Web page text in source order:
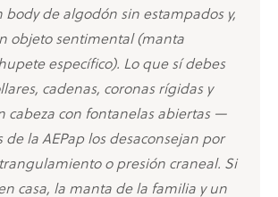
body de algodón sin estampados y,
objeto sentimental (manta
específico). Lo que sí debes
cadenas, coronas rígidas y
cabeza con fontanelas abiertas —
de la AEPap los desaconsejan por
o presión craneal. Si
casa, la manta de la familia y un